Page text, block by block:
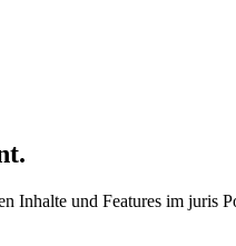
Inhalte und Features im juris